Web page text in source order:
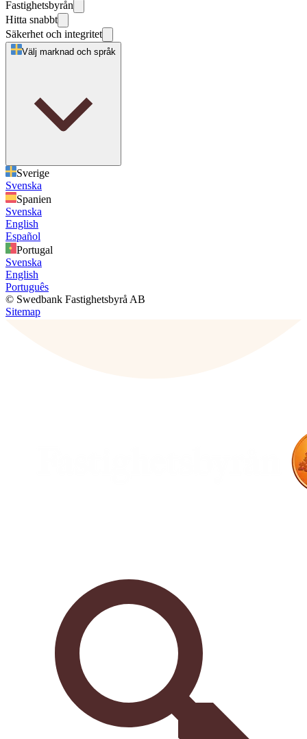
Fastighetsbyrån
Hitta snabbt
Säkerhet och integritet
Välj marknad och språk
Sverige
Svenska
Spanien
Svenska
English
Español
Portugal
Svenska
English
Português
© Swedbank Fastighetsbyrå AB
Sitemap